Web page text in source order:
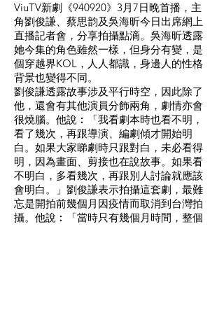
ViuTV新劇《940920》3月7日晚首播，主
角劉俊謙、蔡思韵及吳海昕今日出席網上
直播記者會，分享拍攝點滴。吳海昕透露
她今集的角色雖然一樣，但身分有變，是
個穿越界KOL，人人都識，身邊人的性格
背景也變得不同。
劉俊謙透露故事涉及平行時空，因此除了
他，還會有其他演員分飾兩角，劇情亦會
很燒腦。他說︰「我看劇本時也看不明，
看了幾次，再跟導演、編劇傾才開始明
白。如果大家睇劇時只跟對白，未必看得
明，因為畫面、剪接也在說故事。如果看
不明白，多看幾次，再跟別人討論就應該
會明白。」劉俊謙表示拍攝這套劇，最難
忘是開拍前幾個月因疫情而取消到台灣拍
攝。他說︰「當時只有幾個月時間，整個